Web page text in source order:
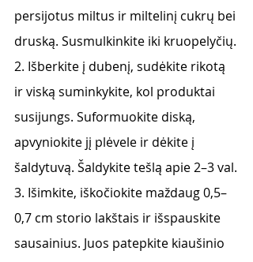
persijotus miltus ir miltelinį cukrų bei
druską. Susmulkinkite iki kruopelyčių.
2. Išberkite į dubenį, sudėkite rikotą
ir viską suminkykite, kol produktai
susijungs. Suformuokite diską,
apvyniokite jį plėvele ir dėkite į
šaldytuvą. Šaldykite tešlą apie 2–3 val.
3. Išimkite, iškočiokite maždaug 0,5–
0,7 cm storio lakštais ir išspauskite
sausainius. Juos patepkite kiaušinio